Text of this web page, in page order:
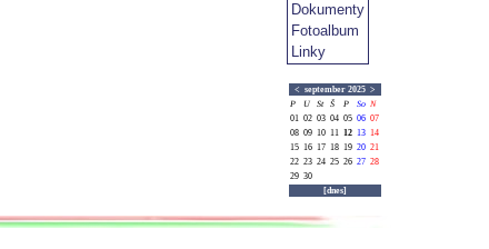
Dokumenty
Fotoalbum
Linky
< september 2025 >
P
U St Š P So N
01 02 03 04 05 06 07
08 09 10 11 12 13 14
15 16 17 18 19 20 21
22 23 24 25 26 27 28
29 30
[dnes]